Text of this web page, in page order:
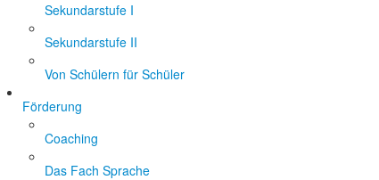
Sekundarstufe I
Sekundarstufe II
Von Schülern für Schüler
Förderung
Coaching
Das Fach Sprache